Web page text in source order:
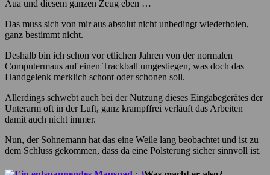
Aua und diesem ganzen Zeug eben …
Das muss sich von mir aus absolut nicht unbedingt wiederholen,
ganz bestimmt nicht.
Deshalb bin ich schon vor etlichen Jahren von der normalen
Computermaus auf einen Trackball umgestiegen, was doch das
Handgelenk merklich schont oder schonen soll.
Allerdings schwebt auch bei der Nutzung dieses Eingabegerätes der
Unterarm oft in der Luft, ganz krampffrei verläuft das Arbeiten
damit auch nicht immer.
Nun, der Sohnemann hat das eine Weile lang beobachtet und ist zu
dem Schluss gekommen, dass da eine Polsterung sicher sinnvoll ist.